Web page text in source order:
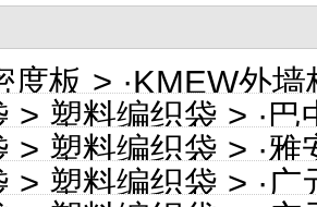
度板> ·KMEW外墙板 松
>塑料编织袋> ·巴
>塑料编织袋> ·雅安
>塑料编织袋> ·广